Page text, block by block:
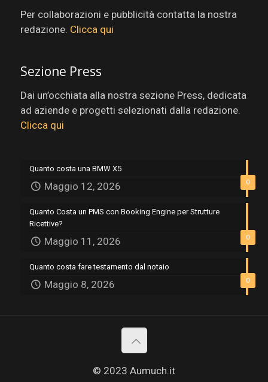
Per collaborazioni e pubblicità contatta la nostra
redazione. Clicca qui
Sezione Press
Dai un’occhiata alla nostra sezione Press, dedicata
ad aziende e progetti selezionati dalla redazione.
Clicca qui
0
Quanto costa una BMW X5
Maggio 12, 2026
0
Quanto Costa un PMS con Booking Engine per Strutture
Ricettive?
Maggio 11, 2026
0
Quanto costa fare testamento dal notaio
Maggio 8, 2026
© 2023 Aumuch.it